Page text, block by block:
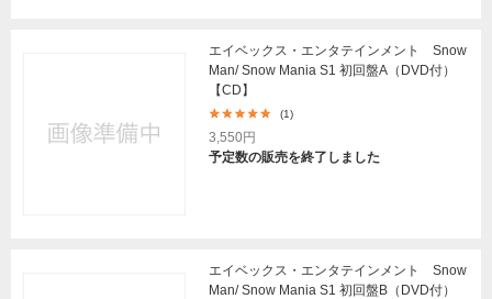
エイベックス・エンタテインメント Snow
Man/ Snow Mania S1 初回盤A（DVD付）
【CD】
(1)
3,550円
予定数の販売を終了しました
エイベックス・エンタテインメント Snow
Man/ Snow Mania S1 初回盤B（DVD付）